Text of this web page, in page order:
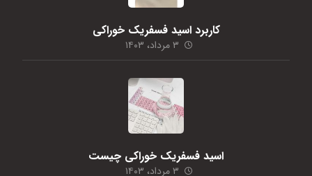
کاربرد اسید فسفریک خوراکی
۳ مرداد، ۱۴۰۳
اسید فسفریک خوراکی چیست
۳ مرداد، ۱۴۰۳